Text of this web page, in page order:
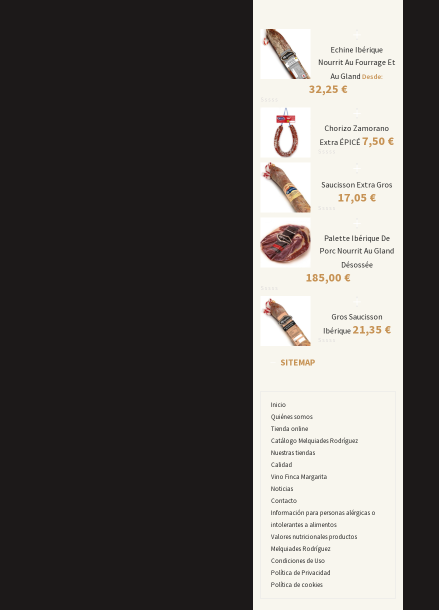
Echine Ibérique
Nourrit Au Fourrage Et
Au Gland Desde:
32,25 €
Chorizo Zamorano
Extra ÉPICÉ 7,50 €
Saucisson Extra Gros
17,05 €
Palette Ibérique De
Porc Nourrit Au Gland
Désossée
185,00 €
Gros Saucisson
Ibérique 21,35 €
SITEMAP
Inicio
Quiénes somos
Tienda online
Catálogo Melquiades Rodríguez
Nuestras tiendas
Calidad
Vino Finca Margarita
Noticias
Contacto
Información para personas alérgicas o
intolerantes a alimentos
Valores nutricionales productos
Melquiades Rodríguez
Condiciones de Uso
Política de Privacidad
Política de cookies